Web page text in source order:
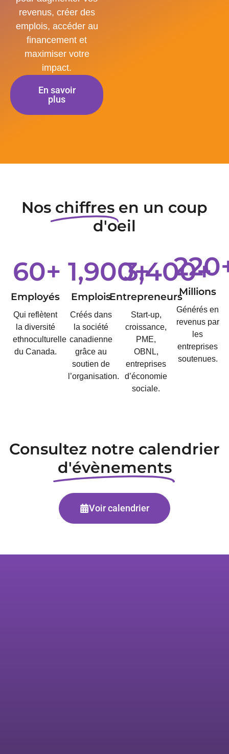
revenus, créer des
emplois, accéder au
financement et
maximiser votre
impact.
En savoir
plus
Nos chiffres en un coup
d'oeil
Employés
60+
Qui reflètent
la diversité
ethnoculturelle
du Canada.
Emplois
1,900+
Créés dans
la société
canadienne
grâce au
soutien de
l’organisation.
Entrepreneurs
3,400+
Start-up,
croissance,
PME,
OBNL,
entreprises
d’économie
sociale.
Millions
220
Générés en
revenus par
les
entreprises
soutenues.
Consultez notre calendrier
d'évènements
Voir calendrier